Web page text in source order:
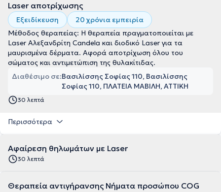
Laser αποτρίχωσης
Εξειδίκευση
20 χρόνια εμπειρία
Μέθοδος θεραπείας: Η θεραπεία πραγματοποιείται με
Laser Αλεξανδρίτη Candela και διοδικό Laser για τα
μαυρισμένα δέρματα. Αφορά αποτρίχωση όλου του
σώματος και αντιμετώπιση της θυλακίτιδας.
Διαθέσιμο σε:Βασιλίσσης Σοφίας 110, Βασιλίσσης
Σοφίας 110, ΠΛΑΤΕΙΑ ΜΑΒΙΛΗ, ΑΤΤΙΚΗ
30 λεπτά
Περισσότερα
Αφαίρεση θηλωμάτων με Laser
30 λεπτά
Θεραπεία αντιγήρανσης Νήματα προσώπου COG